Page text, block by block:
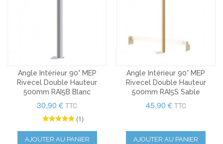
Angle Intérieur 90° MEP
Rivecel Double Hauteur
500mm RAI5B Blanc
30,90 € TTC
(1)
AJOUTER AU PANIER
Angle Intérieur 90° MEP
Rivecel Double Hauteur
500mm RAI5S Sable
45,90 € TTC
AJOUTER AU PANIER